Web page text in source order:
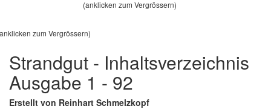
(anklicken zum Vergrössern)
zum Vergrössern)
Strandgut - Inhaltsverzeichnis
Ausgabe 1 - 92
Erstellt von Reinhart Schmelzkopf